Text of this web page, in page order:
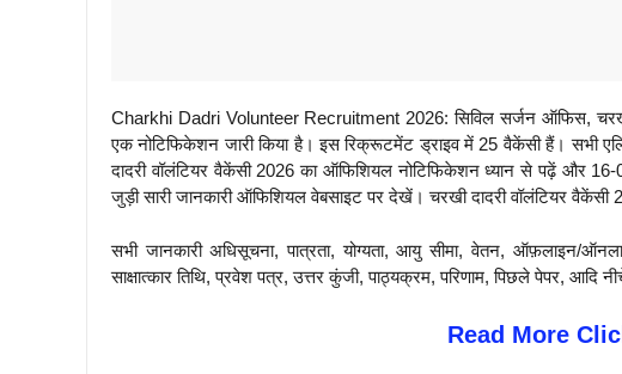
Charkhi Dadri Volunteer Recruitment 2026: सिविल सर्जन ऑफिस, चरखी
एक नोटिफिकेशन जारी किया है। इस रिक्रूटमेंट ड्राइव में 25 वैकेंसी हैं। सभी
दादरी वॉलंटियर वैकेंसी 2026 का ऑफिशियल नोटिफिकेशन ध्यान से पढ़ें और
जुड़ी सारी जानकारी ऑफिशियल वेबसाइट पर देखें। चरखी दादरी वॉलंटियर वैकेंसी
सभी जानकारी अधिसूचना, पात्रता, योग्यता, आयु सीमा, वेतन, ऑफ़लाइन/
साक्षात्कार तिथि, प्रवेश पत्र, उत्तर कुंजी, पाठ्यक्रम, परिणाम, पिछले पेपर,
Read More